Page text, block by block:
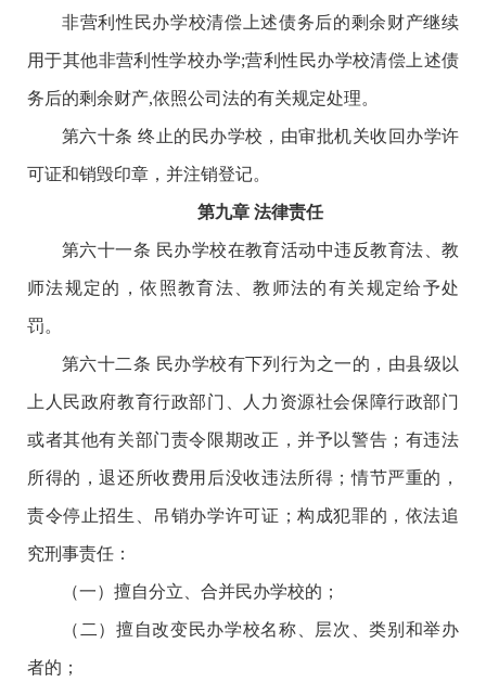
非营利性民办学校清偿上述债务后的剩余财产继续
用于其他非营利性学校办学;营利性民办学校清偿上述债
务后的剩余财产,依照公司法的有关规定处理。
第六十条 终止的民办学校，由审批机关收回办学许
可证和销毁印章，并注销登记。
第九章 法律责任
第六十一条 民办学校在教育活动中违反教育法、教
师法规定的，依照教育法、教师法的有关规定给予处
罚。
第六十二条 民办学校有下列行为之一的，由县级以
上人民政府教育行政部门、人力资源社会保障行政部门
或者其他有关部门责令限期改正，并予以警告；有违法
所得的，退还所收费用后没收违法所得；情节严重的，
责令停止招生、吊销办学许可证；构成犯罪的，依法追
究刑事责任：
（一）擅自分立、合并民办学校的；
（二）擅自改变民办学校名称、层次、类别和举办
者的；